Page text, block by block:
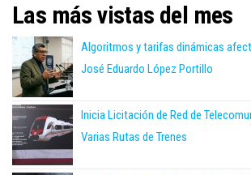
Las más vistas del mes
Algoritmos y tarifas dinámicas
José Eduardo López Portillo
Inicia Licitación de Red de
Varias Rutas de Trenes